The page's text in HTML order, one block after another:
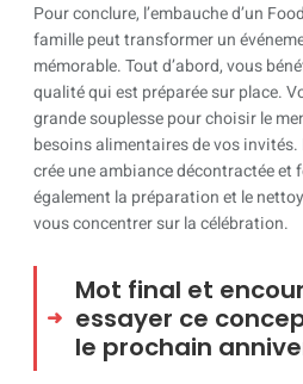
Pour conclure, l’embauche d’un
famille peut transformer un
mémorable. Tout d’abord, vous
qualité qui est préparée sur place.
grande souplesse pour choisir le
besoins alimentaires de vos invités.
crée une ambiance décontractée et
également la préparation et le
vous concentrer sur la célébration.
Mot final et
essayer ce
le prochain